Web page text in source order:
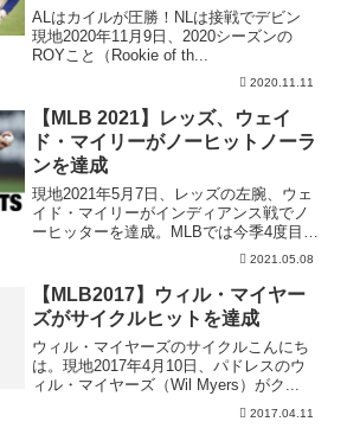
アムスに決定！
ALはカイルが圧勝！NLは接戦でデビン
現地2020年11月9日、2020シーズンの
ROYこと（Rookie of th...
2020.11.11
【MLB 2021】レッズ、ウェイ
ド・マイリーがノーヒットノーラ
ンを達成
現地2021年5月7日、レッズの左腕、ウェ
イド・マイリーがインディアンス戦でノ
ーヒッターを達成。MLBでは今季4度目の
2021.05.08
【MLB2017】ウィル・マイヤー
ズがサイクルヒットを達成
ウィル・マイヤーズのサイクルこんにち
は。現地2017年4月10日、パドレスのウ
ィル・マイヤーズ（Wil Myers）がク...
2017.04.11